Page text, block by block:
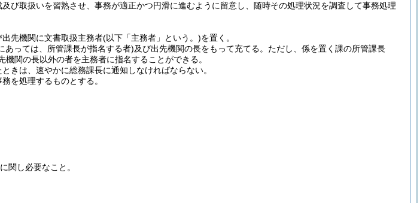
び取扱いを習熟させ、事務が適正かつ円滑に進むように留意し、随時その処理状況を調査して事務処理
先機関に文書取扱主務者(以下「主務者」という。)を置く。
あっては、所管課長が指名する者)及び出先機関の長をもって充てる。 ただし、係を置く課の所管課長
関の長以外の者を主務者に指名することができる。
きは、速やかに総務課長に通知しなければならない。
を処理するものとする。
関し必要なこと。